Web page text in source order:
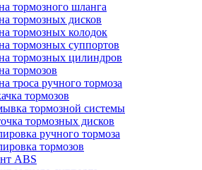
тормозного шланга
тормозных дисков
тормозных колодок
тормозных суппортов
тормозных цилиндров
тормозов
троса ручного тормоза
тормозов
тормозной системы
тормозных дисков
ручного тормоза
тормозов
ABS